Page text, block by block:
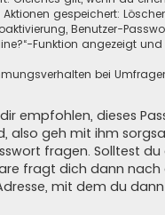
gespeichert:
Benutzer-
Funktion angezeigt
bei
empfohlen, dieses
also geh mit ihm
fragen. Solltest du
fragt dich dann
mit dem du